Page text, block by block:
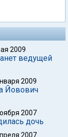
2009
ведущей
2009
Йовович
2007
дочь
2007